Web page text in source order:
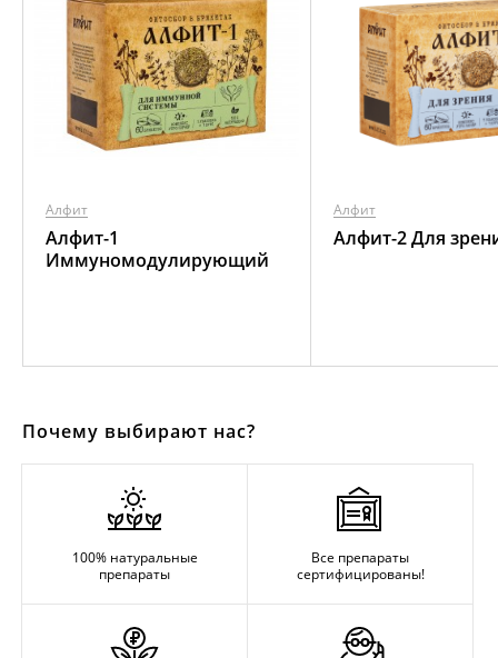
Алфит
Алфит-1
Иммуномодулирующий
Алфит
Алфит-2 Для
Почему выбирают нас?
100% натуральные
препараты
Все препараты
сертифицированы!